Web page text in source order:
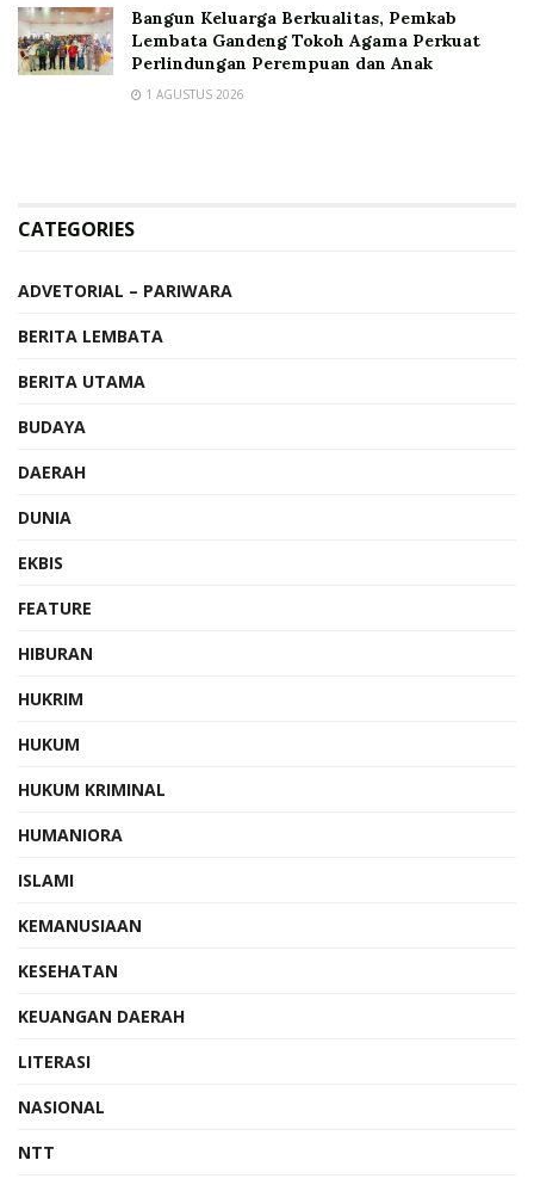
Bangun Keluarga Berkualitas, Pemkab
Lembata Gandeng Tokoh Agama Perkuat
Perlindungan Perempuan dan Anak
1 AGUSTUS 2026
CATEGORIES
ADVETORIAL – PARIWARA
BERITA LEMBATA
BERITA UTAMA
BUDAYA
DAERAH
DUNIA
EKBIS
FEATURE
HIBURAN
HUKRIM
HUKUM
HUKUM KRIMINAL
HUMANIORA
ISLAMI
KEMANUSIAAN
KESEHATAN
KEUANGAN DAERAH
LITERASI
NASIONAL
NTT